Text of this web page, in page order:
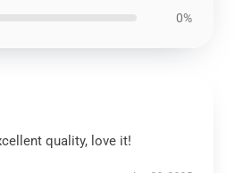
0%
quality, love it!